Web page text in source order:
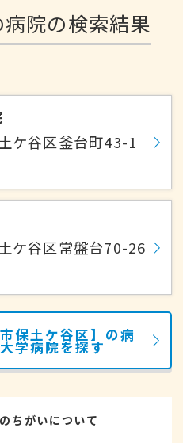
院の検索結果
ケ谷区釜台町43-1
ケ谷区常盤台70-26
保土ケ谷区】の病
学病院を探す
ちがいについて